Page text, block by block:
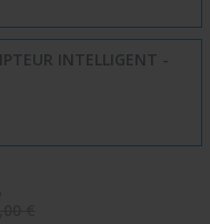
INTELLIGENT -